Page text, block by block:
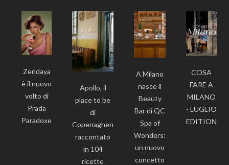
Zendaya
è il nuovo
volto di
Prada
Paradoxe
Apollo, il
place to be
di
Copenaghen
raccontato
in 104
ricette
A Milano
nasce il
Beauty
Bar di QC
Spa of
Wonders:
un nuovo
concetto
COSA
FARE A
MILANO
- LUGLIO
EDITION